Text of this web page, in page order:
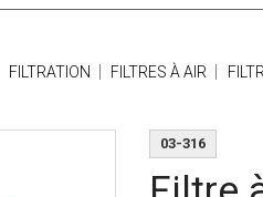
FILTRATION FILTRES À AIR
03-316